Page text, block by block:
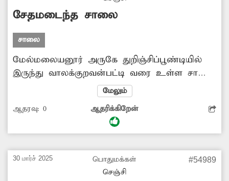
சேதமடைந்த சாலை
சாலை
மேல்மலையனூர் அருகே துறிஞ்சிப்பூண்டியில்
இருந்து வாலக்குறவன்பட்டி வரை உள்ள சாலை
பலத்த சேதமடைந்து குண்டும், குழியுமாக
காட்சி அளிக்கிறது. சாலையில் உள்ள
பள்ளத்தில் இருசக்கர வாகன ஓட்டிகள் அடிக்கடி
சிக்கி கீழே விழுந்து படுகாயம் அடைந்து
சீரமைக்க அதிகாரிகள் நடவடிக்கை
எடுக்கவேண்டியது அவசியம்.
மேலும்
ஆதரவு: 0 ஆதரிக்கிறேன்
30 மார்ச் 2025
பொதுமக்கள்
செஞ்சி
#54989